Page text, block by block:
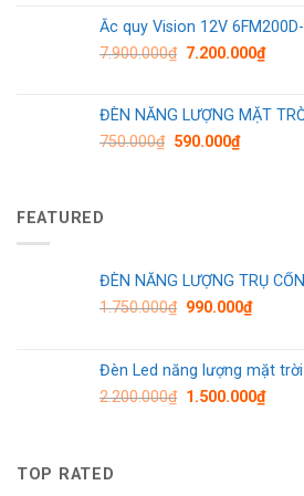
Ắc quy Vision 12V
7.900.000₫ 7.200.000₫
ĐÈN NĂNG LƯỢNG MẶT
750.000₫ 590.000₫
FEATURED
ĐÈN NĂNG LƯỢNG TRỤ
1.750.000₫ 990.000₫
Đèn Led năng lượng mặt
2.200.000₫ 1.500.000₫
TOP RATED